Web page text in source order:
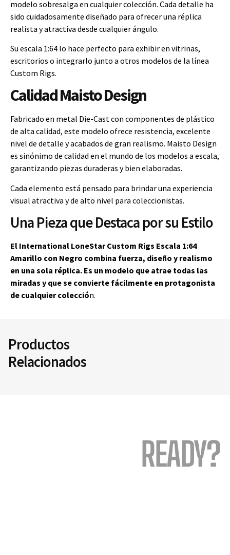
modelo sobresalga en cualquier colección. Cada detalle ha
sido cuidadosamente diseñado para ofrecer una réplica
realista y atractiva desde cualquier ángulo.
Su escala 1:64 lo hace perfecto para exhibir en vitrinas,
escritorios o integrarlo junto a otros modelos de la línea
Custom Rigs.
Calidad Maisto Design
Fabricado en metal Die-Cast con componentes de plástico
de alta calidad, este modelo ofrece resistencia, excelente
nivel de detalle y acabados de gran realismo. Maisto Design
es sinónimo de calidad en el mundo de los modelos a escala,
garantizando piezas duraderas y bien elaboradas.
Cada elemento está pensado para brindar una experiencia
visual atractiva y de alto nivel para coleccionistas.
Una Pieza que Destaca por su Estilo
El International LoneStar Custom Rigs Escala 1:64
Amarillo con Negro combina fuerza, diseño y realismo
en una sola réplica. Es un modelo que atrae todas las
miradas y que se convierte fácilmente en protagonista
de cualquier colección.
Productos
Relacionados
READY?